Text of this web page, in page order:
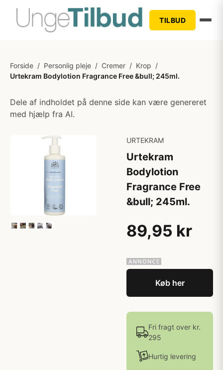
TILBUD
Forside / Personlig pleje / Cremer / Krop /
Urtekram Bodylotion Fragrance Free &bull; 245ml.
Dele af indholdet på denne side kan være genereret
med hjælp fra AI.
URTEKRAM
Urtekram
Bodylotion
Fragrance Free
&bull; 245ml.
89,95 kr
Køb her
Fri fragt over kr.
295
Hurtig levering